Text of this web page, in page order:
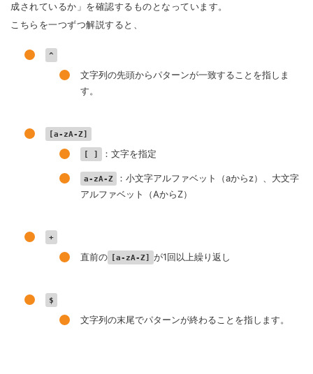
成されているか」を確認するものとなっています。
こちらを一つずつ解説すると、
^
文字列の先頭からパターンが一致することを指しま
す。
[a-zA-Z]
[ ] ：文字を指定
a-zA-Z
：小文字アルファベット（aからz）、大文字
アルファベット（AからZ）
+
直前の [a-zA-Z] が1回以上繰り返し
$
文字列の末尾でパターンが終わることを指します。